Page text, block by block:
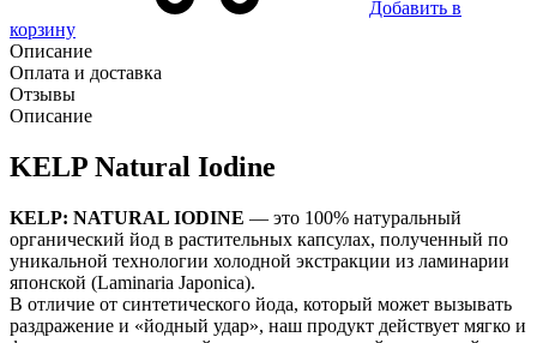
Добавить в
корзину
Описание
Оплата и доставка
Отзывы
Описание
KELP Natural Iodine
KELP: NATURAL IODINE — это 100% натуральный
органический йод в растительных капсулах, полученный по
уникальной технологии холодной экстракции из ламинарии
японской (Laminaria Japonica).
В отличие от синтетического йода, который может вызывать
раздражение и «йодный удар», наш продукт действует мягко и